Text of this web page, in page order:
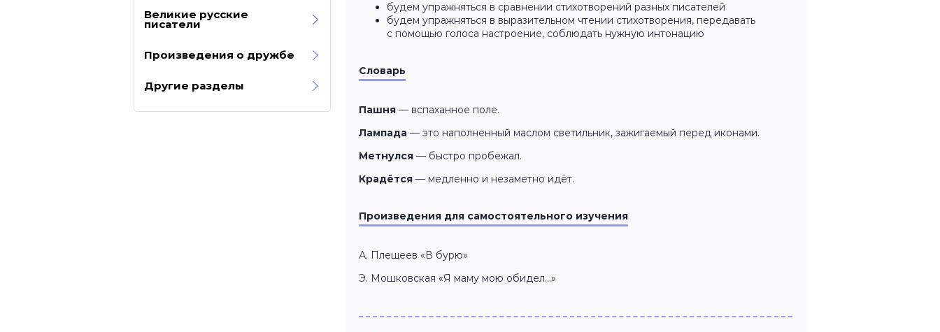
Великие русские
писатели
Произведения о дружбе
Другие разделы
будем упражняться в сравнении стихотворений разных писателей
будем упражняться в выразительном чтении стихотворения, передавать
с помощью голоса настроение, соблюдать нужную интонацию
Словарь
Пашня — вспаханное поле.
Лампада — это наполненный маслом светильник, зажигаемый перед иконами.
Метнулся — быстро пробежал.
Крадётся — медленно и незаметно идёт.
Произведения для самостоятельного изучения
А. Плещеев «В бурю»
Э. Мошковская «Я маму мою обидел…»